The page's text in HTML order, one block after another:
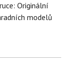
Originální
modelů